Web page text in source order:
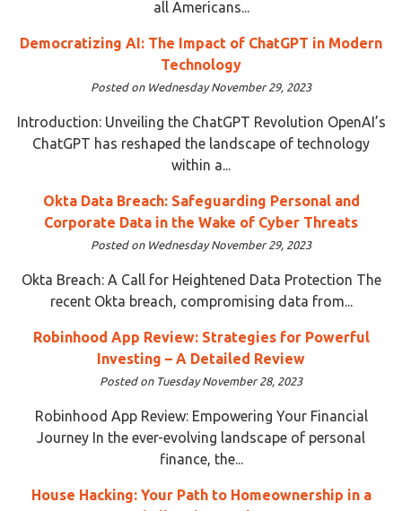
all Americans...
Democratizing AI: The Impact of ChatGPT in Modern
Technology
Posted on Wednesday November 29, 2023
Introduction: Unveiling the ChatGPT Revolution OpenAI’s
ChatGPT has reshaped the landscape of technology
within a...
Okta Data Breach: Safeguarding Personal and
Corporate Data in the Wake of Cyber Threats
Posted on Wednesday November 29, 2023
Okta Breach: A Call for Heightened Data Protection The
recent Okta breach, compromising data from...
Robinhood App Review: Strategies for Powerful
Investing – A Detailed Review
Posted on Tuesday November 28, 2023
Robinhood App Review: Empowering Your Financial
Journey In the ever-evolving landscape of personal
finance, the...
House Hacking: Your Path to Homeownership in a